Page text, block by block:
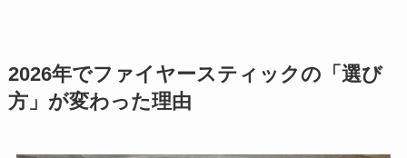
2026年でファイヤースティックの「選び
方」が変わった理由